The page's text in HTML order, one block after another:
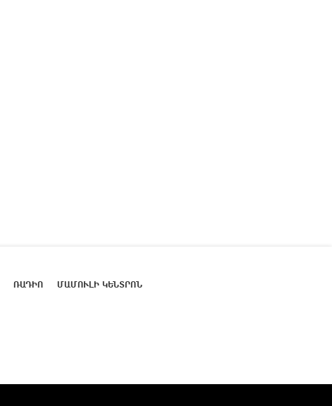
ՌԱԴԻՈ ՄԱՄՈՒԼԻ ԿԵՆՏՐՈՆ